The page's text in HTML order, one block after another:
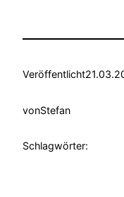
Veröffentlicht
vonStefan
Schlagwörter: